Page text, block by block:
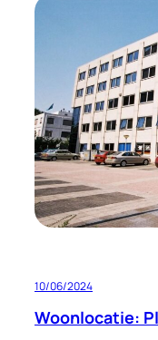
we
de
10/06/2024
Woonlocatie: